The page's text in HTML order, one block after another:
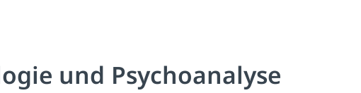
und Psychoanalyse